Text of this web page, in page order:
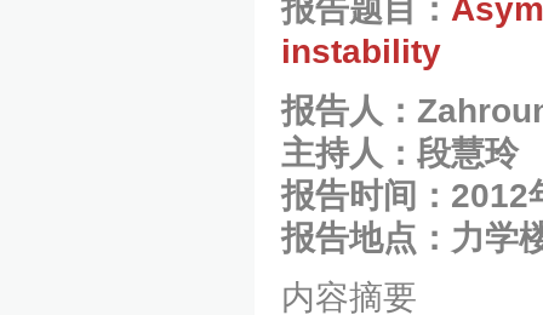
报告题目：
instability
报告人：
主持人： 段慧玲
报告时间：2012
报告地点：力学
内容摘要